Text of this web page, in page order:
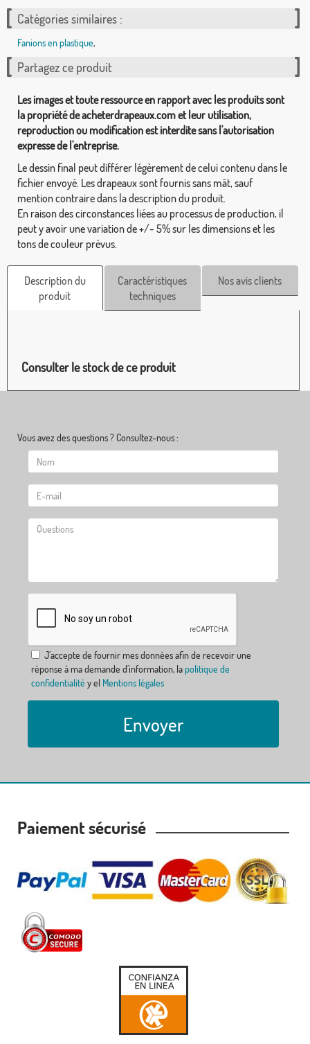
Catégories similaires :
Fanions en plastique,
Partagez ce produit
Les images et toute ressource en rapport avec les produits sont
la propriété de acheterdrapeaux.com et leur utilisation,
reproduction ou modification est interdite sans l'autorisation
expresse de l'entreprise.
Le dessin final peut différer légèrement de celui contenu dans le
fichier envoyé. Les drapeaux sont fournis sans mât, sauf
mention contraire dans la description du produit.
En raison des circonstances liées au processus de production, il
peut y avoir une variation de +/- 5% sur les dimensions et les
tons de couleur prévus.
Description du
produit
Caractéristiques
techniques
Nos avis clients
Consulter le stock de ce produit
Vous avez des questions ? Consultez-nous :
J´accepte de fournir mes données afin de recevoir une
réponse à ma demande d´information, lapolitique de
confidentialité y el Mentions légales
Envoyer
Paiement sécurisé